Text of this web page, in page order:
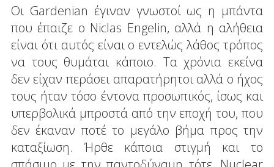
Οι Gardenian έγιναν γνωστοί ως η μπάντα
που έπαιζε ο Niclas Engelin, αλλά η αλήθεια
είναι ότι αυτός είναι ο εντελώς λάθος τρόπος
να τους θυμάται κάποιο. Τα χρόνια εκείνα
δεν είχαν περάσει απαρατήρητοι αλλά ο ήχος
τους ήταν τόσο έντονα προσωπικός, ίσως και
υπερβολικά μπροστά από την εποχή του, που
δεν έκαναν ποτέ το μεγάλο βήμα προς την
καταξίωση. Ήρθε κάποια στιγμή και το